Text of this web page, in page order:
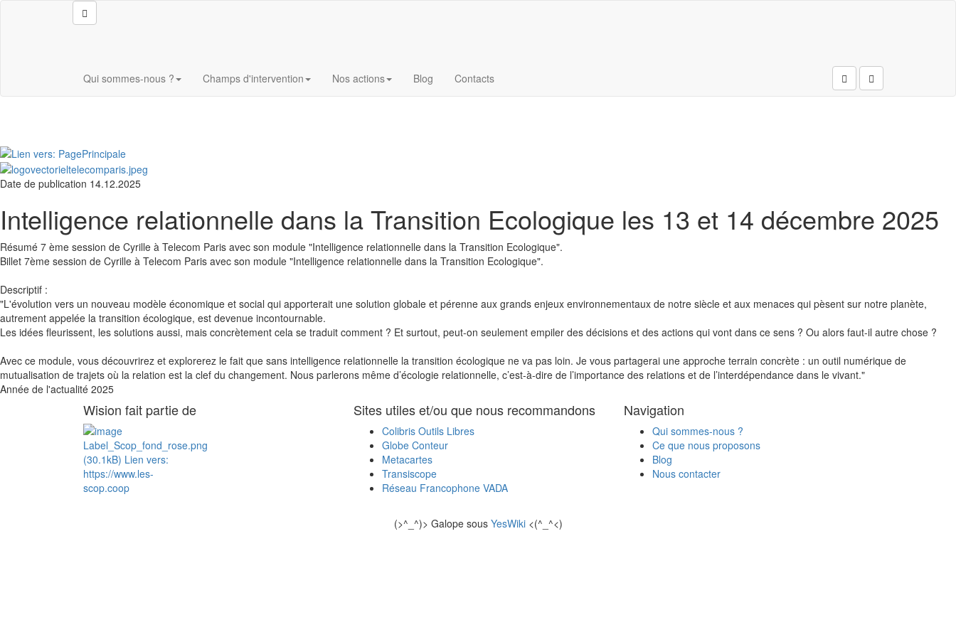
Aller au contenu principal
Qui sommes-nous ? Champs d'intervention Nos actions Blog Contacts Rechercher
Date de publication 14.12.2025
Intelligence relationnelle dans la Transition Ecologique les 13 et 14 décembre 2025
Résumé 7 ème session de Cyrille à Telecom Paris avec son module "Intelligence relationnelle dans la Transition Ecologique".
Billet 7ème session de Cyrille à Telecom Paris avec son module "Intelligence relationnelle dans la Transition Ecologique".
Descriptif :
"L'évolution vers un nouveau modèle économique et social qui apporterait une solution globale et pérenne aux grands enjeux environnementaux de notre siècle et aux menaces qui pèsent sur notre planète,
autrement appelée la transition écologique, est devenue incontournable.
Les idées fleurissent, les solutions aussi, mais concrètement cela se traduit comment ? Et surtout, peut-on seulement empiler des décisions et des actions qui vont dans ce sens ? Ou alors faut-il autre chose ?
Avec ce module, vous découvrirez et explorerez le fait que sans intelligence relationnelle la transition écologique ne va pas loin. Je vous partagerai une approche terrain concrète : un outil numérique de
mutualisation de trajets où la relation est la clef du changement. Nous parlerons même d’écologie relationnelle, c’est-à-dire de l’importance des relations et de l’interdépendance dans le vivant."
Année de l'actualité 2025
Wision fait partie de Sites utiles et/ou que nous recommandons
Colibris Outils Libres
Globe Conteur
Metacartes
Transiscope
Réseau Francophone VADA
Navigation
Qui sommes-nous ?
Ce que nous proposons
Blog
Nous contacter
(>^_^)> Galope sous YesWiki<(^_^<)